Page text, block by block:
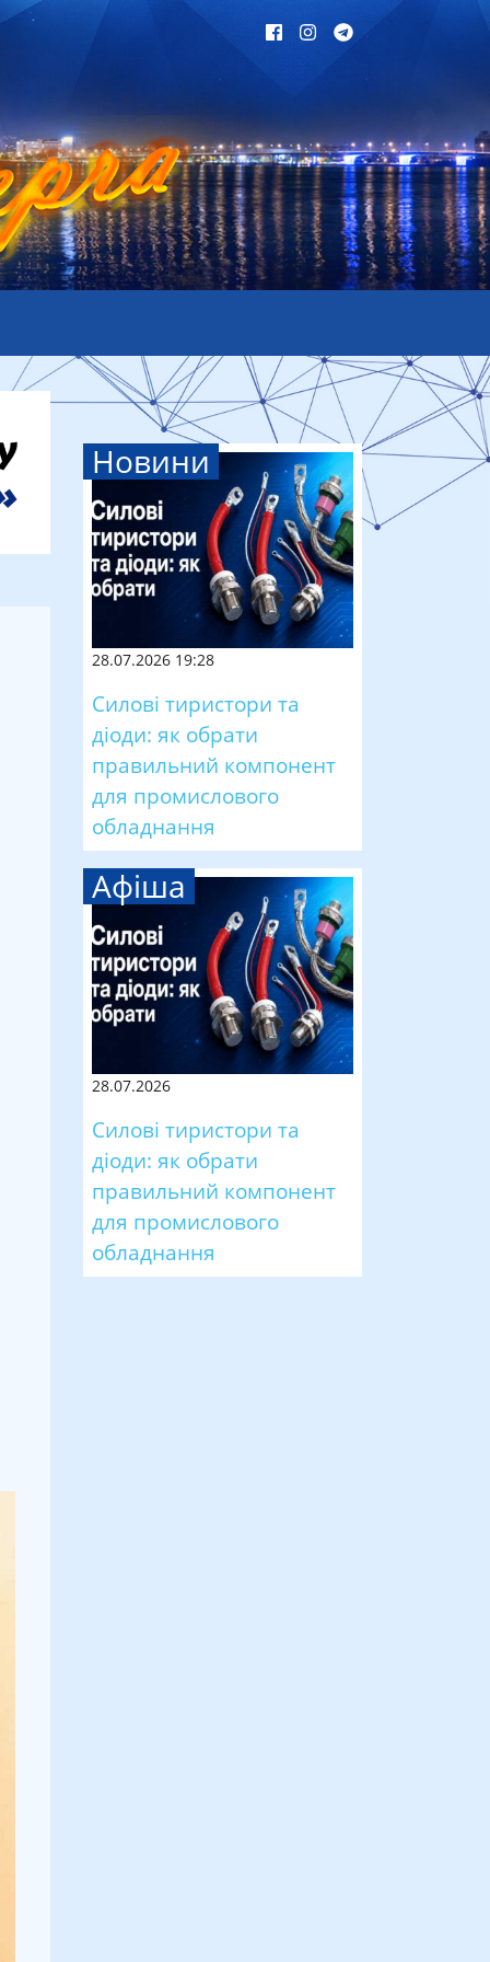
Новини
28.07.2026 19:28
Силові тиристори та
діоди: як обрати
правильний компонент
для промислового
обладнання
Афіша
28.07.2026
Силові тиристори та
діоди: як обрати
правильний компонент
для промислового
обладнання